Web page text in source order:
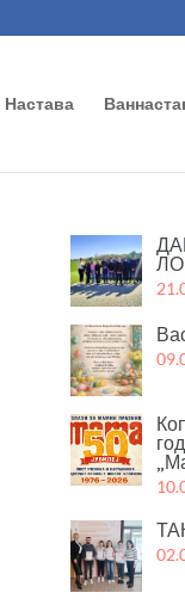
Настава